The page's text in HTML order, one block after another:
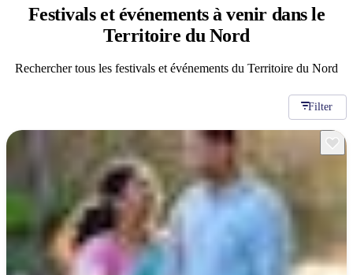
Festivals et événements à venir dans le
Territoire du Nord
Rechercher tous les festivals et événements du Territoire du Nord
Filter